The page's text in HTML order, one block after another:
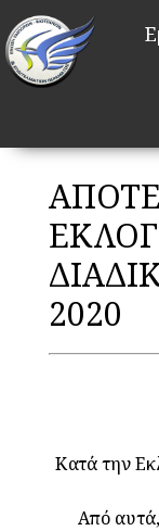
2020
Κατά την
Από αυτά,